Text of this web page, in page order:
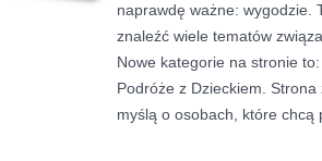
naprawdę ważne: wygodzie.
znaleźć wiele tematów
Nowe kategorie na stronie
Podróże z Dzieckiem. Strona
myślą o osobach, które chcą